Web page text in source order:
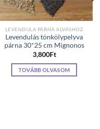
LEVENDULA PÁRNA ALVÁSHOZ
Levendulás tönkölypelyva
párna 30*25 cm Mignonos
3,800Ft
TOVÁBB OLVASOM